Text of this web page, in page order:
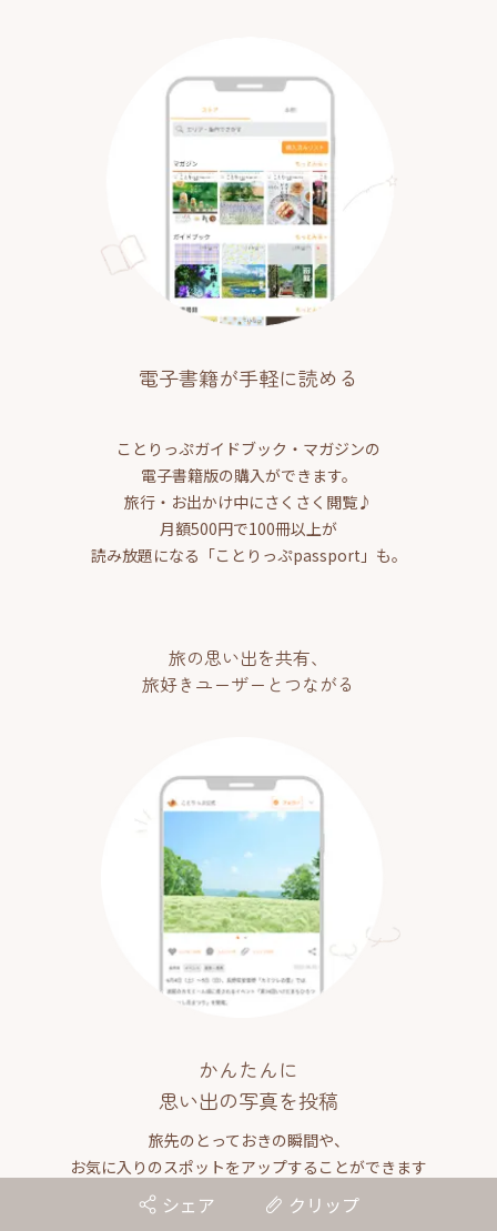
電子書籍が手軽に読める
ことりっぷガイドブック・マガジンの
電子書籍版の購入ができます。
旅行・お出かけ中にさくさく閲覧♪
月額500円で100冊以上が
読み放題になる「ことりっぷpassport」も。
旅の思い出を共有、
旅好きユーザーとつながる
かんたんに
思い出の写真を投稿
旅先のとっておきの瞬間や、
お気に入りのスポットをアップすることができます
シェア クリップ